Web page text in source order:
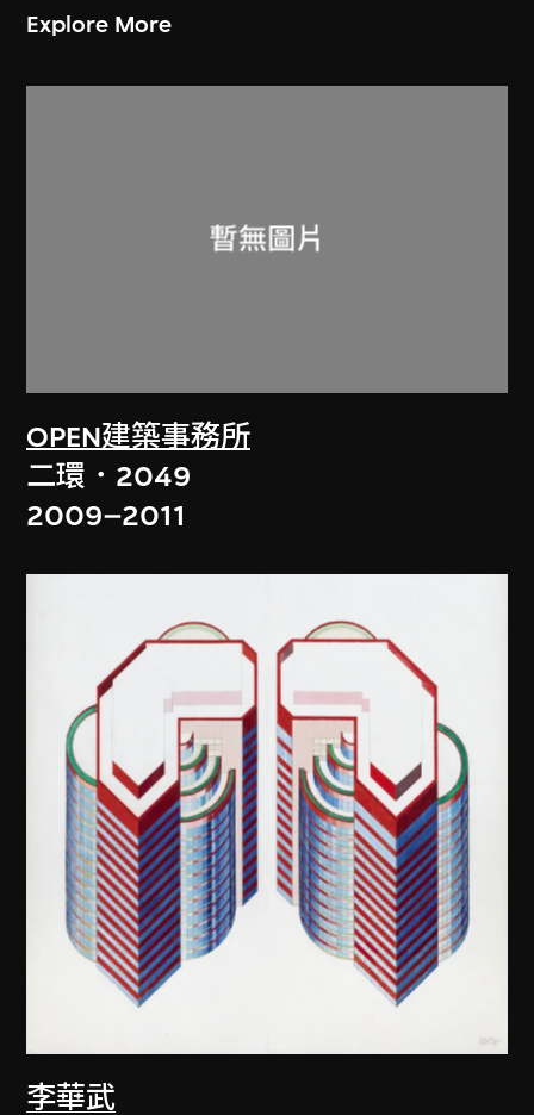
Explore More
OPEN建築事務所
二環．2049
2009–2011
李華武